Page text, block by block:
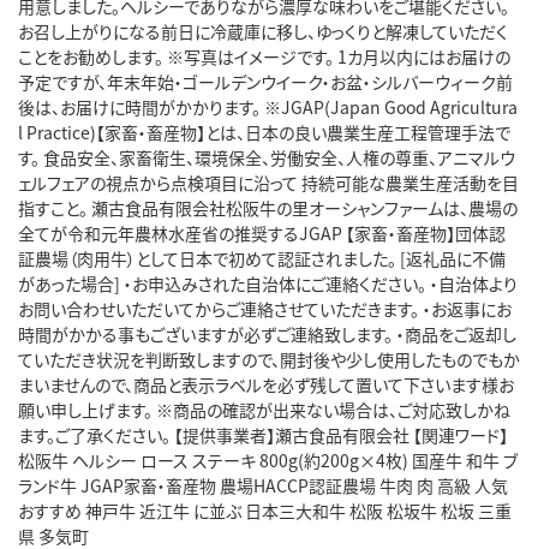
用意しました。ヘルシーでありながら濃厚な味わいをご堪能ください。
お召し上がりになる前日に冷蔵庫に移し、ゆっくりと解凍していただく
ことをお勧めします。 ※写真はイメージです。 1カ月以内にはお届けの
予定ですが、年末年始・ゴールデンウイーク・お盆・シルバーウィーク前
後は、お届けに時間がかかります。 ※JGAP(Japan Good Agricultura
l Practice)【家畜・畜産物】とは、日本の良い農業生産工程管理手法で
す。 食品安全、家畜衛生、環境保全、労働安全、人権の尊重、アニマルウ
ェルフェアの視点から点検項目に沿って 持続可能な農業生産活動を目
指すこと。 瀬古食品有限会社松阪牛の里オーシャンファームは、農場の
全てが令和元年農林水産省の推奨するJGAP 【家畜・畜産物】団体認
証農場（肉用牛）として日本で初めて認証されました。 [返礼品に不備
があった場合] ・お申込みされた自治体にご連絡ください。 ・自治体より
お問い合わせいただいてからご連絡させていただきます。 ・お返事にお
時間がかかる事もございますが必ずご連絡致します。 ・商品をご返却し
ていただき状況を判断致しますので、開封後や少し使用したものでもか
まいませんので、商品と表示ラベルを必ず残して置いて下さいます様お
願い申し上げます。 ※商品の確認が出来ない場合は、ご対応致しかね
ます。ご了承ください。 【提供事業者】瀬古食品有限会社 【関連ワード】
松阪牛 ヘルシー ロース ステーキ 800g(約200g×4枚) 国産牛 和牛 ブ
ランド牛 JGAP家畜・畜産物 農場HACCP認証農場 牛肉 肉 高級 人気
おすすめ 神戸牛 近江牛 に並ぶ 日本三大和牛 松阪 松坂牛 松坂 三重
県 多気町